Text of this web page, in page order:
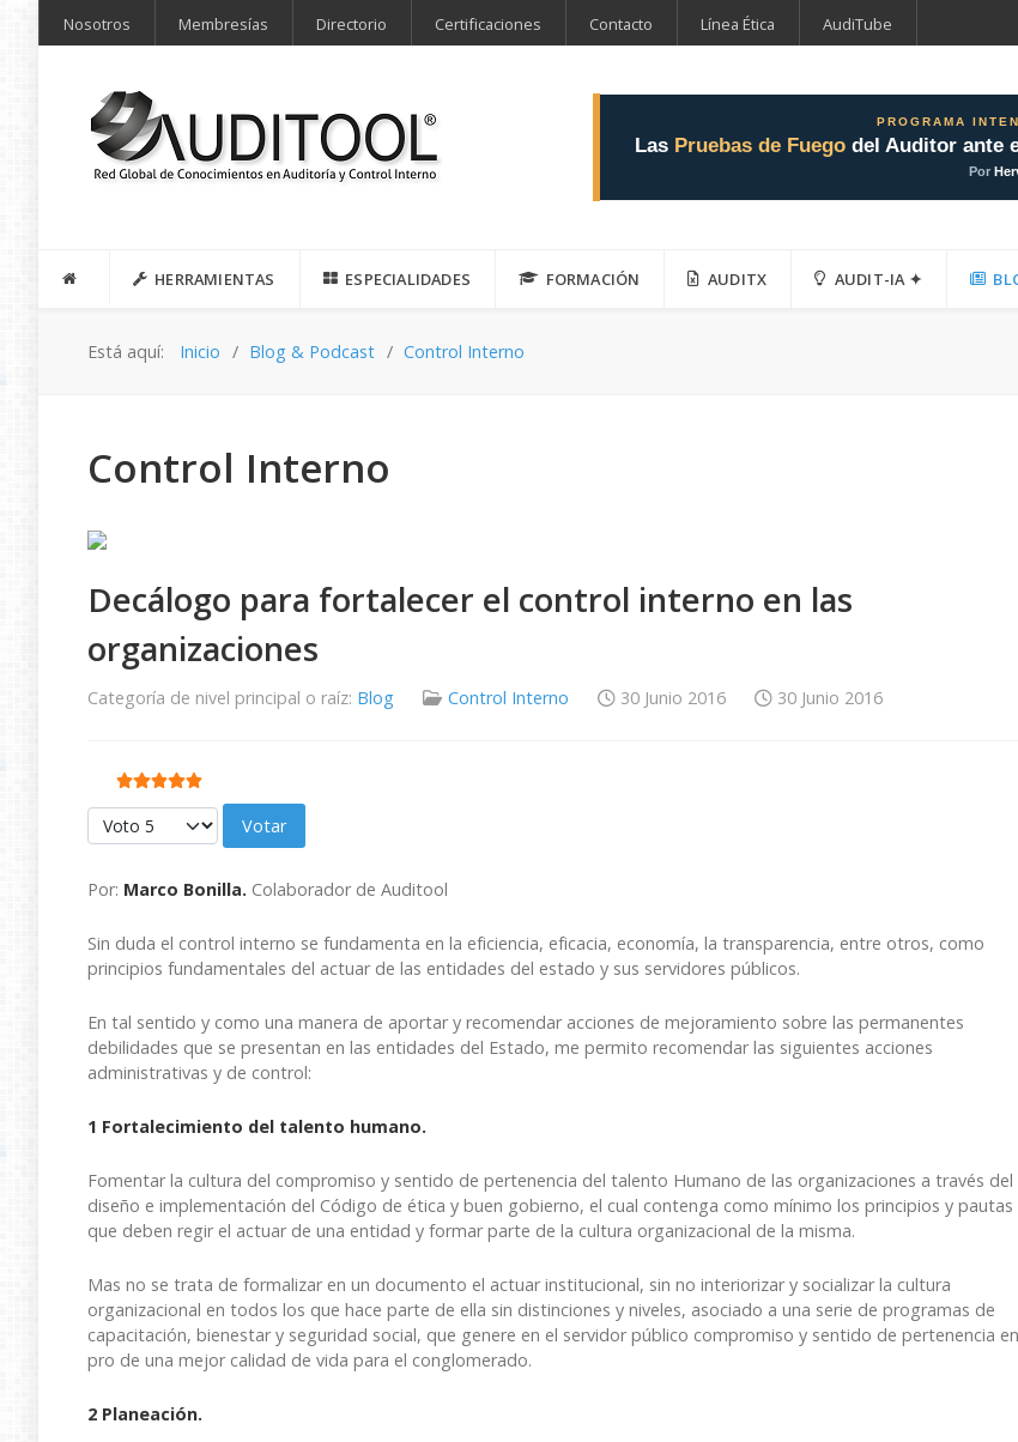
Nosotros Membresías Directorio Certificaciones Contacto Línea Ética AudiTube
PROGRAMA
Las Pruebas de Fuego del Auditor ante
Por
HERRAMIENTAS ESPECIALIDADES FORMACIÓN AUDITX AUDIT-IA ✦
Está aquí: Inicio Blog & Podcast Control Interno
Control Interno
Decálogo para fortalecer el control interno en las
organizaciones
Categoría de nivel principal o raíz: Blog Control Interno 30 Junio 2016 30 Junio 2016
Ratio:5/5
Por favor, vote
Por: Marco Bonilla. Colaborador de Auditool
Sin duda el control interno se fundamenta en la eficiencia, eficacia, economía, la transparencia, entre otros, como
principios fundamentales del actuar de las entidades del estado y sus servidores públicos.
En tal sentido y como una manera de aportar y recomendar acciones de mejoramiento sobre las permanentes
debilidades que se presentan en las entidades del Estado, me permito recomendar las siguientes acciones
administrativas y de control:
1 Fortalecimiento del talento humano.
Fomentar la cultura del compromiso y sentido de pertenencia del talento Humano de las organizaciones a través del
diseño e implementación del Código de ética y buen gobierno, el cual contenga como mínimo los principios y pautas
que deben regir el actuar de una entidad y formar parte de la cultura organizacional de la misma.
Mas no se trata de formalizar en un documento el actuar institucional, sin no interiorizar y socializar la cultura
organizacional en todos los que hace parte de ella sin distinciones y niveles, asociado a una serie de programas de
capacitación, bienestar y seguridad social, que genere en el servidor público compromiso y sentido de pertenencia en
pro de una mejor calidad de vida para el conglomerado.
2 Planeación.